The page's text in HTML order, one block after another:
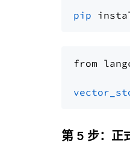
pip
from
第 5 步：正